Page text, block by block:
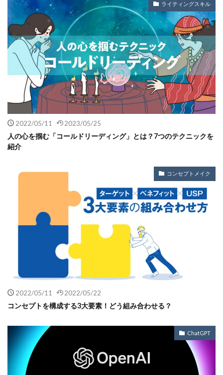
ライティングスキル
2022/05/11 2023/05/25
人の心を掴む「コールドリーディング」とは？7つのテクニックを
紹介
コンセプトメイク
2022/05/11 2022/05/22
コンセプトを構成する3大要素！どう組み合わせる？
ChatGPT